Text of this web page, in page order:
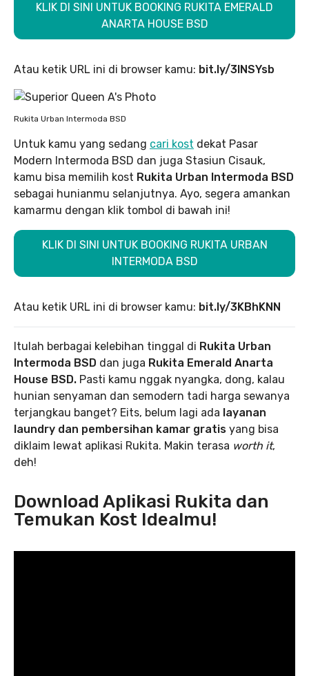
KLIK DI SINI UNTUK BOOKING RUKITA EMERALD
ANARTA HOUSE BSD
Atau ketik URL ini di browser kamu: bit.ly/3INSYsb
Rukita Urban Intermoda BSD
Untuk kamu yang sedang cari kost dekat Pasar
Modern Intermoda BSD dan juga Stasiun Cisauk,
kamu bisa memilih kost Rukita Urban Intermoda BSD
sebagai hunianmu selanjutnya. Ayo, segera amankan
kamarmu dengan klik tombol di bawah ini!
KLIK DI SINI UNTUK BOOKING RUKITA URBAN
INTERMODA BSD
Atau ketik URL ini di browser kamu: bit.ly/3KBhKNN
Itulah berbagai kelebihan tinggal di Rukita Urban
Intermoda BSD dan juga Rukita Emerald Anarta
House BSD. Pasti kamu nggak nyangka, dong, kalau
hunian senyaman dan semodern tadi harga sewanya
terjangkau banget? Eits, belum lagi ada layanan
laundry dan pembersihan kamar gratis yang bisa
diklaim lewat aplikasi Rukita. Makin terasa worth it,
deh!
Download Aplikasi Rukita dan
Temukan Kost Idealmu!